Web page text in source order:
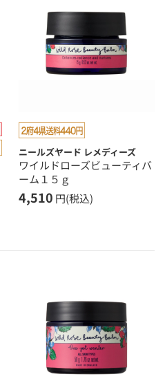
ニールズヤード レメディーズ
ワイルドローズビューティバ
ーム１５ｇ
4,510 円(税込)